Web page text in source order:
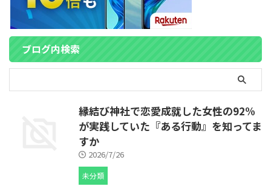
ブログ内検索
縁結び神社で恋愛成就した女性の92%
が実践していた『ある行動』を知ってま
すか
2026/7/26
未分類